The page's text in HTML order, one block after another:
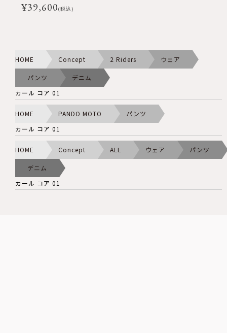
¥39,600(税込)
HOME Concept 2 Riders ウェア
パンツ
デニム
カール コア 01
HOME PANDO MOTO
パンツ
カール コア 01
HOME Concept ALL ウェア パンツ
デニム
カール コア 01